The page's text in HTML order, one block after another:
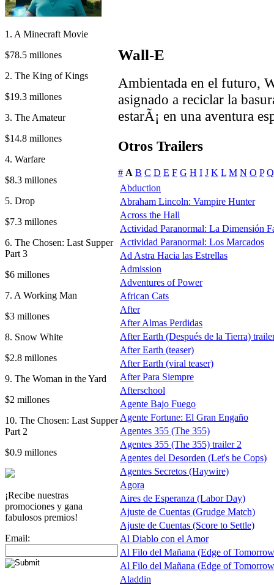
1. A Minecraft Movie
$78.5 millones
2. The King of Kings
$19.3 millones
3. The Amateur
$14.8 millones
4. Warfare
$8.3 millones
5. Drop
$7.3 millones
6. The Chosen: Last Supper
Part 3
$6 millones
7. A Working Man
$3 millones
8. Snow White
$2.8 millones
9. The Woman in the Yard
$2 millones
10. The Chosen: Last Supper
Part 2
$0.9 millones
¡Recibe nuestras
promociones y gana
fabulosos premios!
Email:
Wall-E
Ambientada en el futuro,
asignado a reciclar la
estarÃ¡ en una aventura
Otros Trailers
# A B C D E F G H I J K L M N O P Q
Abduction
Abraham Lincoln: Vampire Hunter
Across the Hall
Actividad Paranormal: La Dimensión
Actividad Paranormal: Los Marcados
Ad Astra Hacia las Estrellas
Admission
Adventures of Power
African Cats
After
After Almas Perdidas
After Earth (Después de la Tierra)
After Earth (teaser)
After Earth (viral teaser)
After Para Siempre
Afterschool
Agente Bajo Fuego
Agente Fortune: El Gran Engaño
Agentes 355 (The 355)
Agentes 355 (The 355) trailer 2
Agentes del Desorden (Let's be Cops)
Agentes Secretos (Haywire)
Agora
Aires de Esperanza (Labor Day)
Ajuste de Cuentas (Grudge Match)
Ajuste de Cuentas (Score to Settle)
Al Diablo con el Amor
Al Filo del Mañana (Edge of
Al Filo del Mañana (Edge of
Aladdin